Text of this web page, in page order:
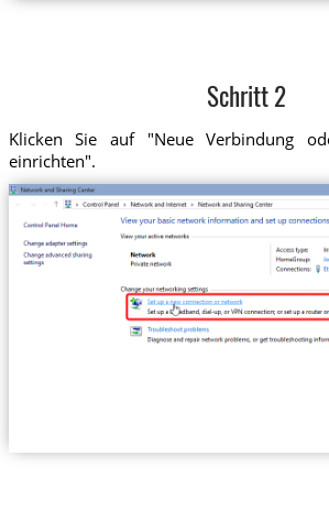
Schritt 2
Klicken Sie auf "Neue Verbindung
einrichten".